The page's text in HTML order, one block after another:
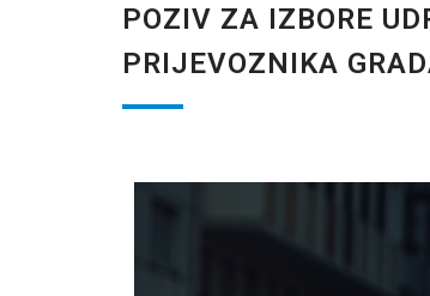
POZIV ZA IZBORE
PRIJEVOZNIKA